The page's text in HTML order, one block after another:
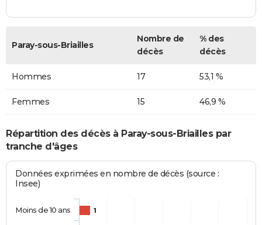
Paray-sous-Briailles
Nombre de
décès
% des
décès
Hommes 17 53,1 %
Femmes 15 46,9 %
Répartition des décès à Paray-sous-Briailles par
tranche d'âges
Données exprimées en nombre de décès (source :
Insee)
1
Moins de 10 ans